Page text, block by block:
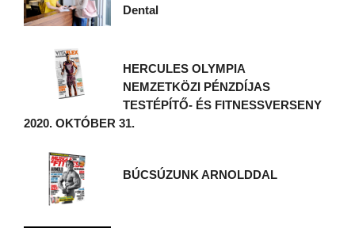
Dental
HERCULES OLYMPIA
NEMZETKÖZI PÉNZDÍJAS
TESTÉPÍTŐ- ÉS FITNESSVERSENY
2020. OKTÓBER 31.
BÚCSÚZUNK ARNOLDDAL